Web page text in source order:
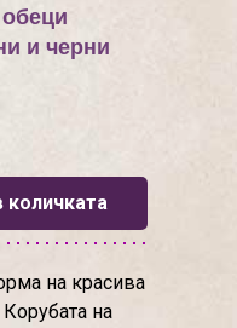
и черни
количката
на красива
на